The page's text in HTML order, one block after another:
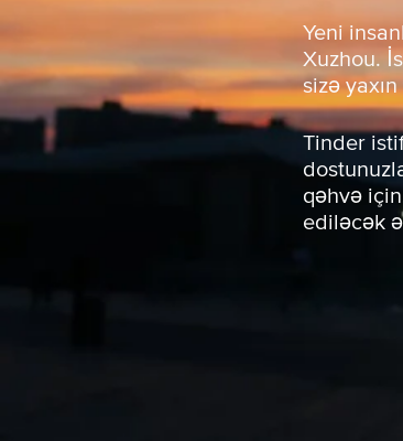
Yeni
Xuzhou.
sizə
Tinder
qəhvə
ediləcək